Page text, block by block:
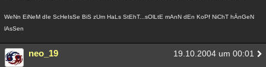
WeNn EiNeM dIe ScHeIsSe BiS zUm HaLs StEhT...sOlLtE mAnN dEn KoPf NiChT hÄnGeN
lAsSen
neo_19 19.10.2004 um 00:01